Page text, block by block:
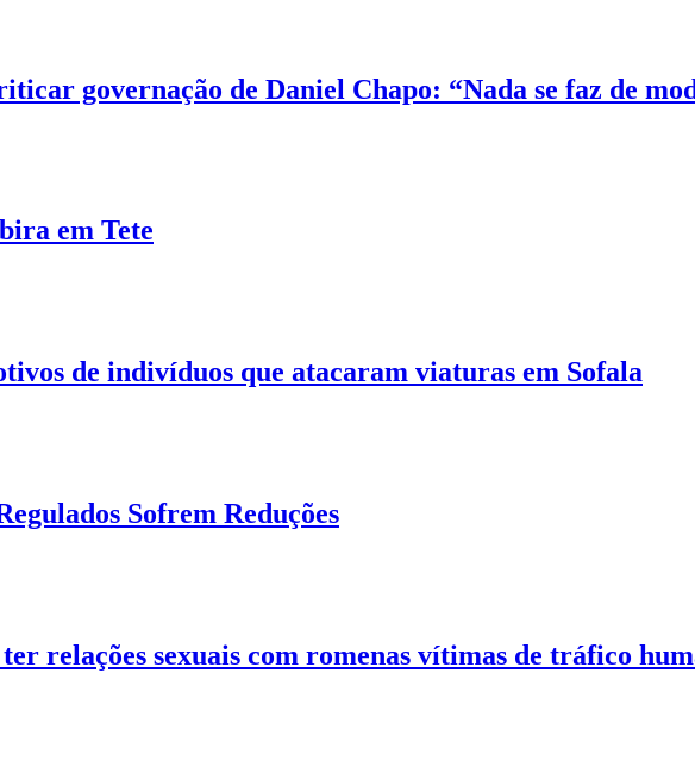
governação de Daniel Chapo: “Nada se faz de
em Tete
de indivíduos que atacaram viaturas em Sofala
Sofrem Reduções
relações sexuais com romenas vítimas de tráfico